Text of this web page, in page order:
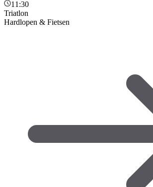
11:30
Triatlon
Hardlopen & Fietsen